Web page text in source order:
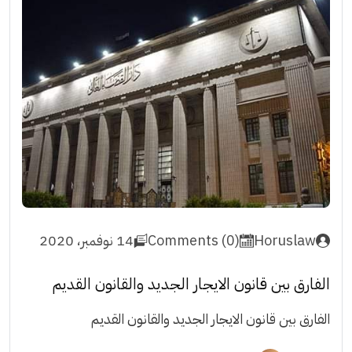
Horuslaw
Comments (0) 14 نوفمبر، 2020
الفارق بين قانون الايجار الجديد والقانون القديم
الفارق بين قانون الايجار الجديد والقانون القديم